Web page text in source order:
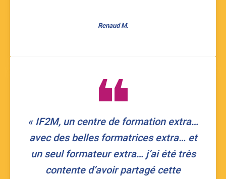
Renaud M.
« IF2M, un centre de formation extra…
avec des belles formatrices extra… et
un seul formateur extra… j’ai été très
contente d’avoir partagé cette